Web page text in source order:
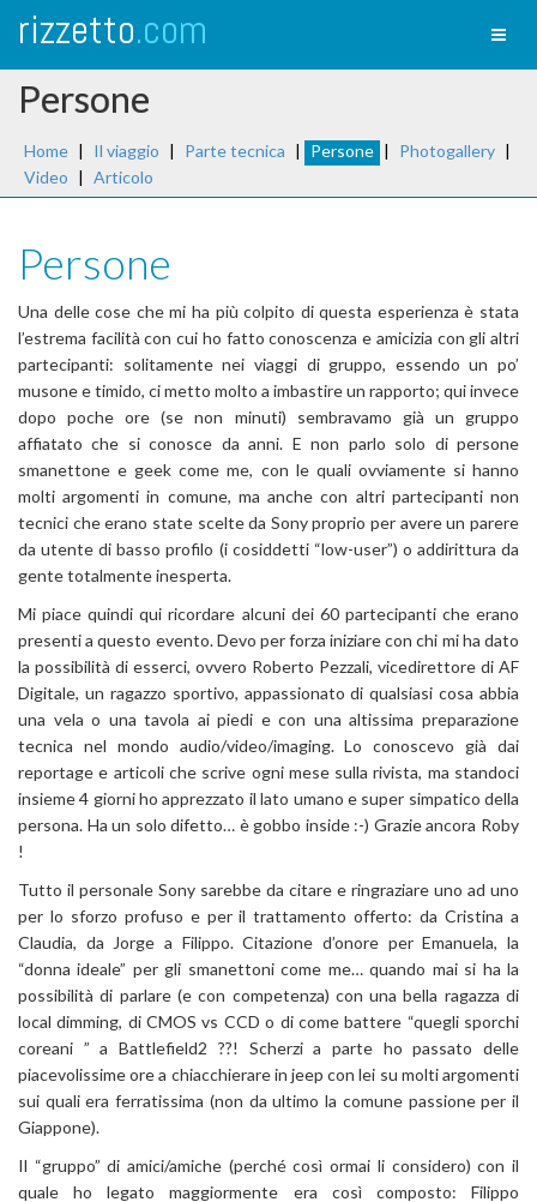
rizzetto.com
Persone
Home | Il viaggio | Parte tecnica | Persone | Photogallery |
Video | Articolo
Persone
Una delle cose che mi ha più colpito di questa esperienza è stata
l’estrema facilità con cui ho fatto conoscenza e amicizia con gli altri
partecipanti: solitamente nei viaggi di gruppo, essendo un po’
musone e timido, ci metto molto a imbastire un rapporto; qui invece
dopo poche ore (se non minuti) sembravamo già un gruppo
affiatato che si conosce da anni. E non parlo solo di persone
smanettone e geek come me, con le quali ovviamente si hanno
molti argomenti in comune, ma anche con altri partecipanti non
tecnici che erano state scelte da Sony proprio per avere un parere
da utente di basso profilo (i cosiddetti “low-user”) o addirittura da
gente totalmente inesperta.
Mi piace quindi qui ricordare alcuni dei 60 partecipanti che erano
presenti a questo evento. Devo per forza iniziare con chi mi ha dato
la possibilità di esserci, ovvero Roberto Pezzali, vicedirettore di AF
Digitale, un ragazzo sportivo, appassionato di qualsiasi cosa abbia
una vela o una tavola ai piedi e con una altissima preparazione
tecnica nel mondo audio/video/imaging. Lo conoscevo già dai
reportage e articoli che scrive ogni mese sulla rivista, ma standoci
insieme 4 giorni ho apprezzato il lato umano e super simpatico della
persona. Ha un solo difetto… è gobbo inside :-) Grazie ancora Roby
!
Tutto il personale Sony sarebbe da citare e ringraziare uno ad uno
per lo sforzo profuso e per il trattamento offerto: da Cristina a
Claudia, da Jorge a Filippo. Citazione d’onore per Emanuela, la
“donna ideale” per gli smanettoni come me… quando mai si ha la
possibilità di parlare (e con competenza) con una bella ragazza di
local dimming, di CMOS vs CCD o di come battere “quegli sporchi
coreani ” a Battlefield2 ??! Scherzi a parte ho passato delle
piacevolissime ore a chiacchierare in jeep con lei su molti argomenti
sui quali era ferratissima (non da ultimo la comune passione per il
Giappone).
Il “gruppo” di amici/amiche (perché così ormai li considero) con il
quale ho legato maggiormente era così composto: Filippo